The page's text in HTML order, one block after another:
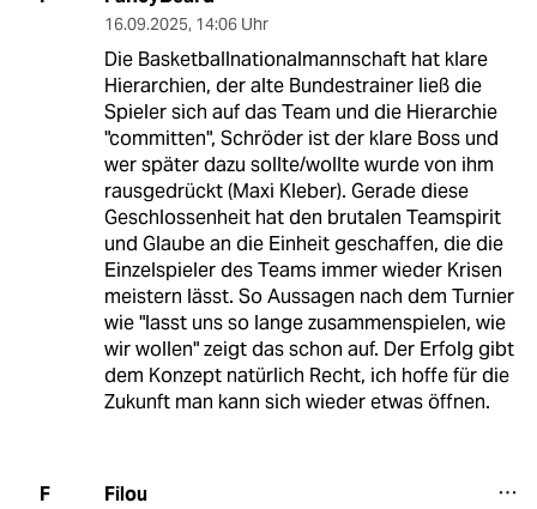
16.09.2025, 14:06 Uhr
Die Basketballnationalmannschaft hat klare
Hierarchien, der alte Bundestrainer ließ die
Spieler sich auf das Team und die Hierarchie
"committen", Schröder ist der klare Boss und
wer später dazu sollte/wollte wurde von ihm
rausgedrückt (Maxi Kleber). Gerade diese
Geschlossenheit hat den brutalen Teamspirit
und Glaube an die Einheit geschaffen, die die
Einzelspieler des Teams immer wieder Krisen
meistern lässt. So Aussagen nach dem Turnier
wie "lasst uns so lange zusammenspielen, wie
wir wollen" zeigt das schon auf. Der Erfolg gibt
dem Konzept natürlich Recht, ich hoffe für die
Zukunft man kann sich wieder etwas öffnen.
F Filou